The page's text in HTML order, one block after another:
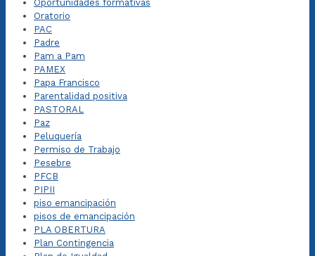
Oportunidades formativas
Oratorio
PAC
Padre
Pam a Pam
PAMEX
Papa Francisco
Parentalidad positiva
PASTORAL
Paz
Peluquería
Permiso de Trabajo
Pesebre
PFCB
PIPII
piso emancipación
pisos de emancipación
PLA OBERTURA
Plan Contingencia